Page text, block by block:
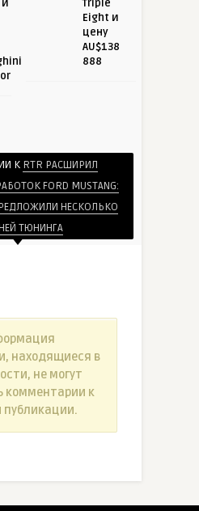
и
Triple
Eight и
цену
AU$138
888
К RTR РАСШИРИЛ
FORD MUSTANG:
НЕСКОЛЬКО
ТЮНИНГА
находящиеся в
, не могут
комментарии к
публикации.